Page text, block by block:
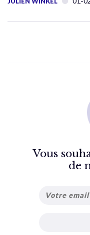
Vous
de